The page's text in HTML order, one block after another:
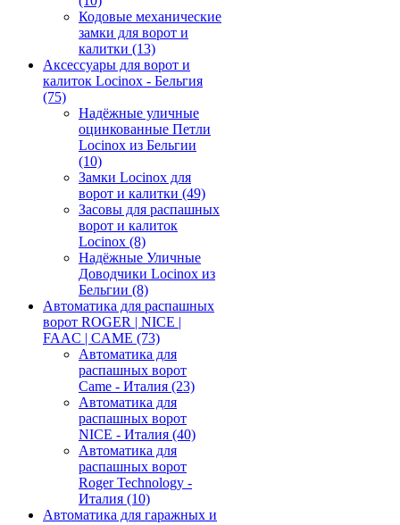
Кодовые механические
замки для ворот и
калитки (13)
Аксессуары для ворот и
калиток Locinox - Бельгия
(75)
Надёжные уличные
оцинкованные Петли
Locinox из Бельгии
(10)
Замки Locinox для
ворот и калитки (49)
Засовы для распашных
ворот и калиток
Locinox (8)
Надёжные Уличные
Доводчики Locinox из
Бельгии (8)
Автоматика для распашных
ворот ROGER | NICE |
FAAC | CAME (73)
Автоматика для
распашных ворот
Came - Италия (23)
Автоматика для
распашных ворот
NICE - Италия (40)
Автоматика для
распашных ворот
Roger Technology -
Италия (10)
Автоматика для гаражных и